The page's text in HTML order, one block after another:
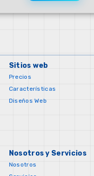
Sitios web
Precios
Características
Diseños Web
Nosotros y Servicios
Nosotros